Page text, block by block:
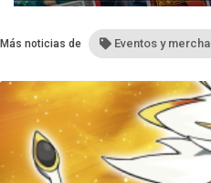
Más noticias de Eventos y